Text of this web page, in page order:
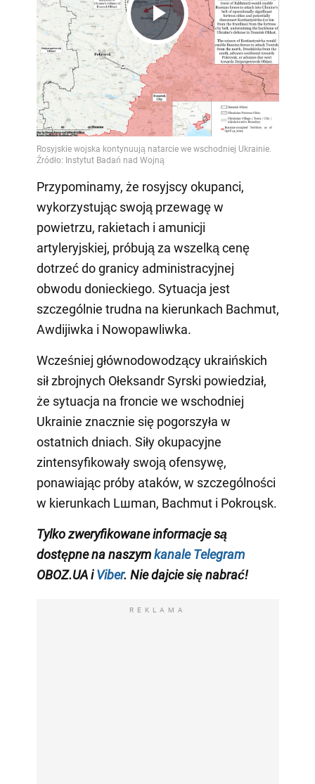
Play
Video
Przypominamy, że rosyjscy okupanci,
wykorzystując swoją przewagę w
powietrzu, rakietach i amunicji
artyleryjskiej, próbują za wszelką cenę
dotrzeć do granicy administracyjnej
obwodu donieckiego. Sytuacja jest
szczególnie trudna na kierunkach Bachmut,
Awdijiwka i Nowopawliwka.
Wcześniej głównodowodzący ukraińskich
sił zbrojnych Ołeksandr Syrski powiedział,
że sytuacja na froncie we wschodniej
Ukrainie znacznie się pogorszyła w
ostatnich dniach. Siły okupacyjne
zintensyfikowały swoją ofensywę,
ponawiając próby ataków, w szczególności
w kierunkach Lшman, Baсhmut i Pokroцsk.
Tylko zweryfikowane informacje są
dostępne na naszymkanale Telegram
OBOZ.UA iViber. Nie dajcie się nabrać!
REKLAMA